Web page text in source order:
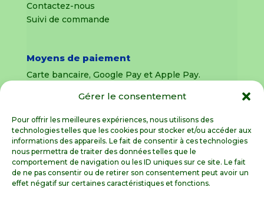
Gérer le consentement
Pour offrir les meilleures expériences, nous utilisons des
technologies telles que les cookies pour stocker et/ou accéder aux
informations des appareils. Le fait de consentir à ces technologies
nous permettra de traiter des données telles que le
comportement de navigation ou les ID uniques sur ce site. Le fait
de ne pas consentir ou de retirer son consentement peut avoir un
effet négatif sur certaines caractéristiques et fonctions.
Contactez-nous
Suivi de commande
Moyens de paiement
Carte bancaire, Google Pay et Apple Pay.
uniquement
Livraison sous 8 jours pour les pièces
détachées
Livraisons sous 15 jours pour les outillages de
jardin (sous réserve de stock disponible)